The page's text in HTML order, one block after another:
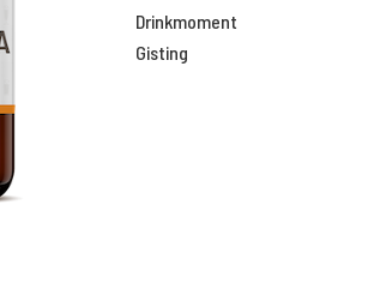
Drinkmoment
Gisting